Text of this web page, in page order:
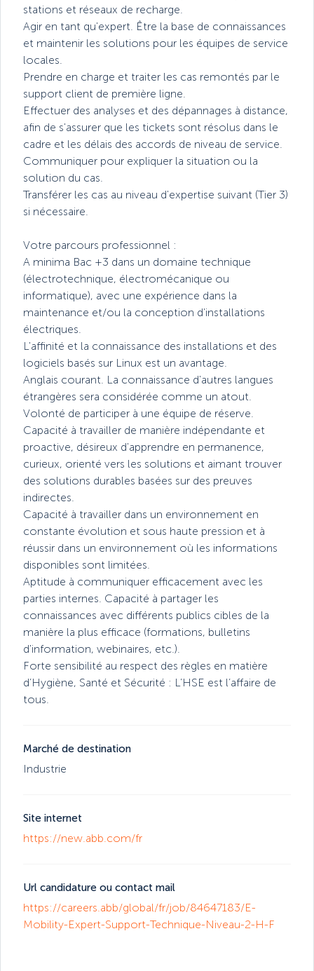
stations et réseaux de recharge.
Agir en tant qu'expert. Être la base de connaissances
et maintenir les solutions pour les équipes de service
locales.
Prendre en charge et traiter les cas remontés par le
support client de première ligne.
Effectuer des analyses et des dépannages à distance,
afin de s'assurer que les tickets sont résolus dans le
cadre et les délais des accords de niveau de service.
Communiquer pour expliquer la situation ou la
solution du cas.
Transférer les cas au niveau d'expertise suivant (Tier 3)
si nécessaire.
Votre parcours professionnel :
A minima Bac +3 dans un domaine technique
(électrotechnique, électromécanique ou
informatique), avec une expérience dans la
maintenance et/ou la conception d'installations
électriques.
L'affinité et la connaissance des installations et des
logiciels basés sur Linux est un avantage.
Anglais courant. La connaissance d'autres langues
étrangères sera considérée comme un atout.
Volonté de participer à une équipe de réserve.
Capacité à travailler de manière indépendante et
proactive, désireux d'apprendre en permanence,
curieux, orienté vers les solutions et aimant trouver
des solutions durables basées sur des preuves
indirectes.
Capacité à travailler dans un environnement en
constante évolution et sous haute pression et à
réussir dans un environnement où les informations
disponibles sont limitées.
Aptitude à communiquer efficacement avec les
parties internes. Capacité à partager les
connaissances avec différents publics cibles de la
manière la plus efficace (formations, bulletins
d'information, webinaires, etc.).
Forte sensibilité au respect des règles en matière
d’Hygiène, Santé et Sécurité : L’HSE est l’affaire de
tous.
Marché de destination
Industrie
Site internet
https://new.abb.com/fr
Url candidature ou contact mail
https://careers.abb/global/fr/job/84647183/E-
Mobility-Expert-Support-Technique-Niveau-2-H-F